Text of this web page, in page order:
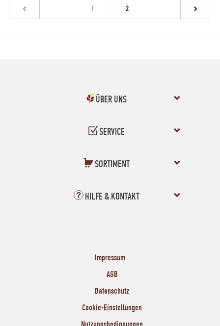
1 2
ÜBER UNS
SERVICE
SORTIMENT
HILFE & KONTAKT
Impressum
AGB
Datenschutz
Cookie-Einstellungen